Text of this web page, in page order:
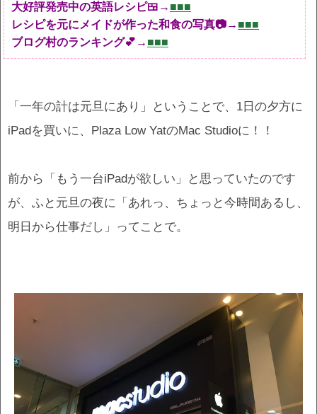
大好評発売中の英語レシピ🍱→ ■■■
レシピを元にメイドが作った和食の写真📷→ ■■■
ブログ村のランキング💕→ ■■■
「一年の計は元旦にあり」ということで、1日の夕方に
iPadを買いに、Plaza Low YatのMac Studioに！！
前から「もう一台iPadが欲しい」と思っていたのです
が、ふと元旦の夜に「あれっ、ちょっと今時間あるし、
明日から仕事だし」ってことで。